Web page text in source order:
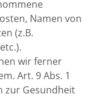
Namen von
(z.B.
wir ferner
Art. 9 Abs. 1
zur Gesundheit